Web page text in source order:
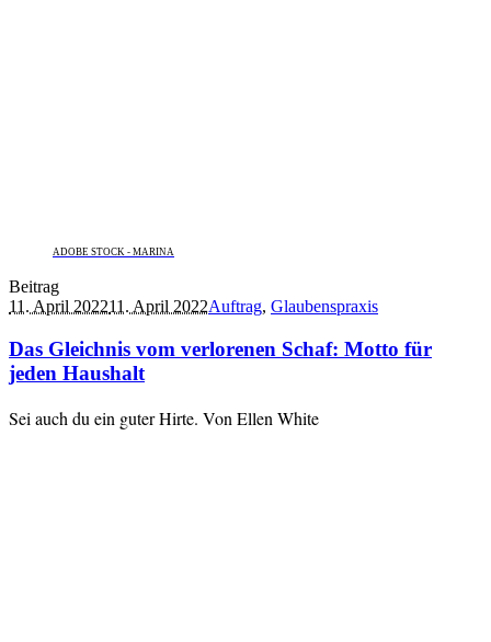
ADOBE STOCK - MARINA
Beitrag
11. April 202211. April 2022Auftrag, Glaubenspraxis
Das Gleichnis vom verlorenen Schaf: Motto für
jeden Haushalt
Sei auch du ein guter Hirte. Von Ellen White